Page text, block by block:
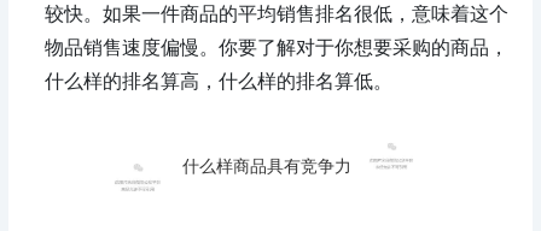
较快。如果一件商品的平均销售排名很低，意味着这个
物品销售速度偏慢。你要了解对于你想要采购的商品，
什么样的排名算高，什么样的排名算低。
什么样商品具有竞争力